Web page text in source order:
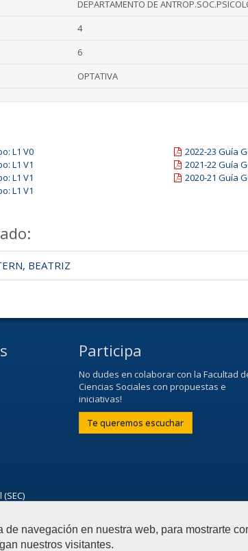
navegación en nuestra web, para mostrarte
nuestros visitantes.
DEPARTAMENTO DE
4
6
OPTATIVA
L1 V0
L1 V1
L1 V1
L1 V1
2022-23 Guía
2021-22 Guía
2020-21 Guía
BEATRIZ
Participa
No dudes en colaborar con la Facultad
Ciencias Sociales con propuestas e
iniciativas!
Te queremos escuchar